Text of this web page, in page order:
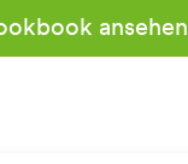
ansehen